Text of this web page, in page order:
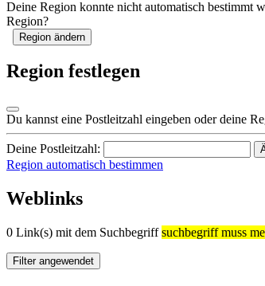
Deine Region konnte nicht automatisch bestimmt
Region?
Region ändern
Region festlegen
Du kannst eine Postleitzahl eingeben oder deine
Deine Postleitzahl:
Region automatisch bestimmen
Weblinks
0 Link(s) mit dem Suchbegriffsuchbegriff muss
Filter angewendet